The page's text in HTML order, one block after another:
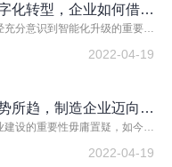
运营当中核心的组成系统，对
高。
化转型，企业如何借助
制造？
充分意识到智能化升级的重要
对于不少传统制造企业而言，要
2022-04-19
所趋，制造企业迈向数
设的重要性毋庸置疑，如今随
步提升的重要路径，因此对于制
2022-04-19